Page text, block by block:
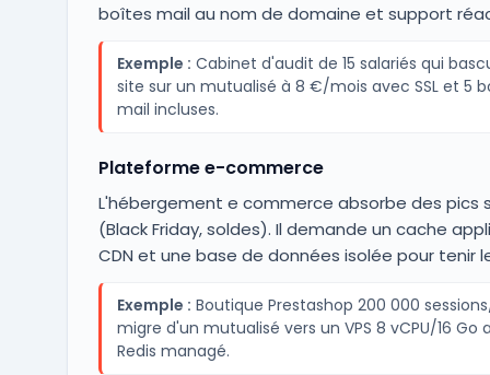
boîtes mail au nom de domaine et support
Exemple : Cabinet d'audit de 15 salariés qui
site sur un mutualisé à 8 €/mois avec SSL et 5
mail incluses.
Plateforme e-commerce
L'hébergement e commerce absorbe des pics
(Black Friday, soldes). Il demande un cache
CDN et une base de données isolée pour tenir
Exemple : Boutique Prestashop 200 000
migre d'un mutualisé vers un VPS 8 vCPU/16 Go
Redis managé.